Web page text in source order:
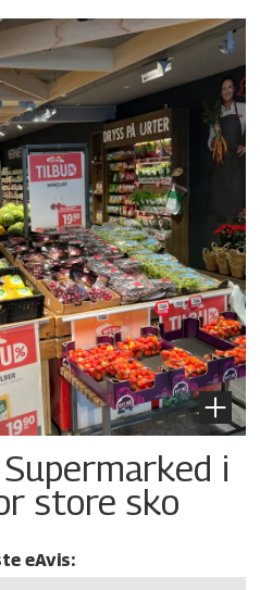
i
store sko
eAvis: